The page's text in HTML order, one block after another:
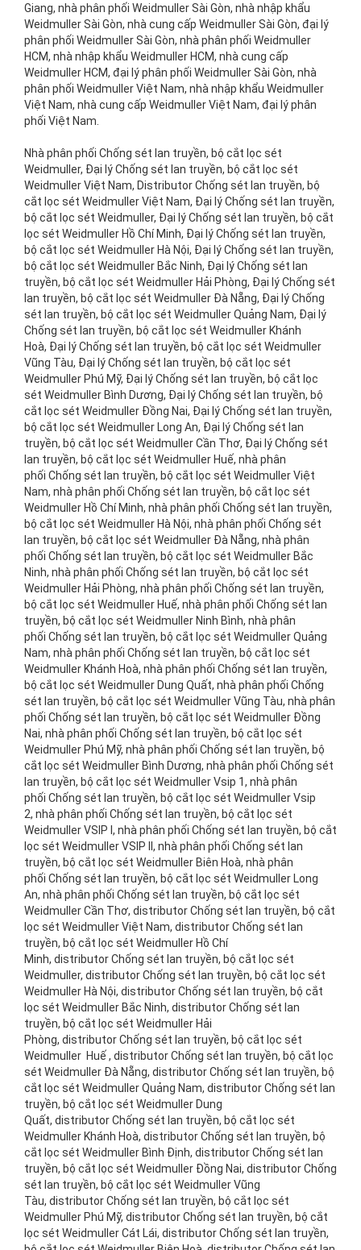
Giang, nhà phân phối Weidmuller Sài Gòn, nhà nhập khẩu
Weidmuller Sài Gòn, nhà cung cấp Weidmuller Sài Gòn, đại lý
phân phối Weidmuller Sài Gòn, nhà phân phối Weidmuller
HCM, nhà nhập khẩu Weidmuller HCM, nhà cung cấp
Weidmuller HCM, đại lý phân phối Weidmuller Sài Gòn, nhà
phân phối Weidmuller Việt Nam, nhà nhập khẩu Weidmuller
Việt Nam, nhà cung cấp Weidmuller Việt Nam, đại lý phân
phối Việt Nam.
Nhà phân phối Chống sét lan truyền, bộ cắt lọc sét
Weidmuller, Đại lý Chống sét lan truyền, bộ cắt lọc sét
Weidmuller Việt Nam, Distributor Chống sét lan truyền, bộ
cắt lọc sét Weidmuller Việt Nam, Đại lý Chống sét lan truyền,
bộ cắt lọc sét Weidmuller, Đại lý Chống sét lan truyền, bộ cắt
lọc sét Weidmuller Hồ Chí Minh, Đại lý Chống sét lan truyền,
bộ cắt lọc sét Weidmuller Hà Nội, Đại lý Chống sét lan truyền,
bộ cắt lọc sét Weidmuller Bắc Ninh, Đại lý Chống sét lan
truyền, bộ cắt lọc sét Weidmuller Hải Phòng, Đại lý Chống sét
lan truyền, bộ cắt lọc sét Weidmuller Đà Nẵng, Đại lý Chống
sét lan truyền, bộ cắt lọc sét Weidmuller Quảng Nam, Đại lý
Chống sét lan truyền, bộ cắt lọc sét Weidmuller Khánh
Hoà, Đại lý Chống sét lan truyền, bộ cắt lọc sét Weidmuller
Vũng Tàu, Đại lý Chống sét lan truyền, bộ cắt lọc sét
Weidmuller Phú Mỹ, Đại lý Chống sét lan truyền, bộ cắt lọc
sét Weidmuller Bình Dương, Đại lý Chống sét lan truyền, bộ
cắt lọc sét Weidmuller Đồng Nai, Đại lý Chống sét lan truyền,
bộ cắt lọc sét Weidmuller Long An, Đại lý Chống sét lan
truyền, bộ cắt lọc sét Weidmuller Cần Thơ, Đại lý Chống sét
lan truyền, bộ cắt lọc sét Weidmuller Huế, nhà phân
phối Chống sét lan truyền, bộ cắt lọc sét Weidmuller Việt
Nam, nhà phân phối Chống sét lan truyền, bộ cắt lọc sét
Weidmuller Hồ Chí Minh, nhà phân phối Chống sét lan truyền,
bộ cắt lọc sét Weidmuller Hà Nội, nhà phân phối Chống sét
lan truyền, bộ cắt lọc sét Weidmuller Đà Nẵng, nhà phân
phối Chống sét lan truyền, bộ cắt lọc sét Weidmuller Bắc
Ninh, nhà phân phối Chống sét lan truyền, bộ cắt lọc sét
Weidmuller Hải Phòng, nhà phân phối Chống sét lan truyền,
bộ cắt lọc sét Weidmuller Huế, nhà phân phối Chống sét lan
truyền, bộ cắt lọc sét Weidmuller Ninh Bình, nhà phân
phối Chống sét lan truyền, bộ cắt lọc sét Weidmuller Quảng
Nam, nhà phân phối Chống sét lan truyền, bộ cắt lọc sét
Weidmuller Khánh Hoà, nhà phân phối Chống sét lan truyền,
bộ cắt lọc sét Weidmuller Dung Quất, nhà phân phối Chống
sét lan truyền, bộ cắt lọc sét Weidmuller Vũng Tàu, nhà phân
phối Chống sét lan truyền, bộ cắt lọc sét Weidmuller Đồng
Nai, nhà phân phối Chống sét lan truyền, bộ cắt lọc sét
Weidmuller Phú Mỹ, nhà phân phối Chống sét lan truyền, bộ
cắt lọc sét Weidmuller Bình Dương, nhà phân phối Chống sét
lan truyền, bộ cắt lọc sét Weidmuller Vsip 1, nhà phân
phối Chống sét lan truyền, bộ cắt lọc sét Weidmuller Vsip
2, nhà phân phối Chống sét lan truyền, bộ cắt lọc sét
Weidmuller VSIP I, nhà phân phối Chống sét lan truyền, bộ cắt
lọc sét Weidmuller VSIP II, nhà phân phối Chống sét lan
truyền, bộ cắt lọc sét Weidmuller Biên Hoà, nhà phân
phối Chống sét lan truyền, bộ cắt lọc sét Weidmuller Long
An, nhà phân phối Chống sét lan truyền, bộ cắt lọc sét
Weidmuller Cần Thơ, distributor Chống sét lan truyền, bộ cắt
lọc sét Weidmuller Việt Nam, distributor Chống sét lan
truyền, bộ cắt lọc sét Weidmuller Hồ Chí
Minh, distributor Chống sét lan truyền, bộ cắt lọc sét
Weidmuller, distributor Chống sét lan truyền, bộ cắt lọc sét
Weidmuller Hà Nội, distributor Chống sét lan truyền, bộ cắt
lọc sét Weidmuller Bắc Ninh, distributor Chống sét lan
truyền, bộ cắt lọc sét Weidmuller Hải
Phòng, distributor Chống sét lan truyền, bộ cắt lọc sét
Weidmuller Huế , distributor Chống sét lan truyền, bộ cắt lọc
sét Weidmuller Đà Nẵng, distributor Chống sét lan truyền, bộ
cắt lọc sét Weidmuller Quảng Nam, distributor Chống sét lan
truyền, bộ cắt lọc sét Weidmuller Dung
Quất, distributor Chống sét lan truyền, bộ cắt lọc sét
Weidmuller Khánh Hoà, distributor Chống sét lan truyền, bộ
cắt lọc sét Weidmuller Bình Định, distributor Chống sét lan
truyền, bộ cắt lọc sét Weidmuller Đồng Nai, distributor Chống
sét lan truyền, bộ cắt lọc sét Weidmuller Vũng
Tàu, distributor Chống sét lan truyền, bộ cắt lọc sét
Weidmuller Phú Mỹ, distributor Chống sét lan truyền, bộ cắt
lọc sét Weidmuller Cát Lái, distributor Chống sét lan truyền,